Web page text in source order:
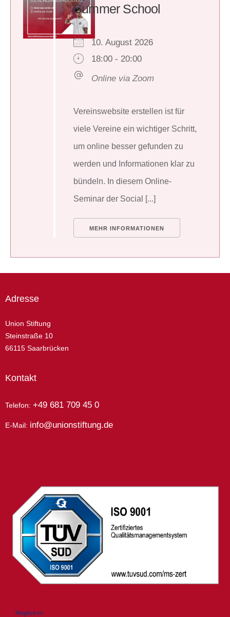
Summer School
10. August 2026
18:00 - 20:00
Online via Zoom
Vereinswebsite erstellen ist für
viele Vereine ein wichtiger Schritt,
um online besser gefunden zu
werden und Informationen klar zu
bündeln. In diesem Online-
Seminar der Social [...]
MEHR INFORMATIONEN
Adresse
Union Stiftung
Steinstraße 10
66115 Saarbrücken
Kontakt
Telefon: +49 681 709 45 0
E-Mail: info@unionstiftung.de